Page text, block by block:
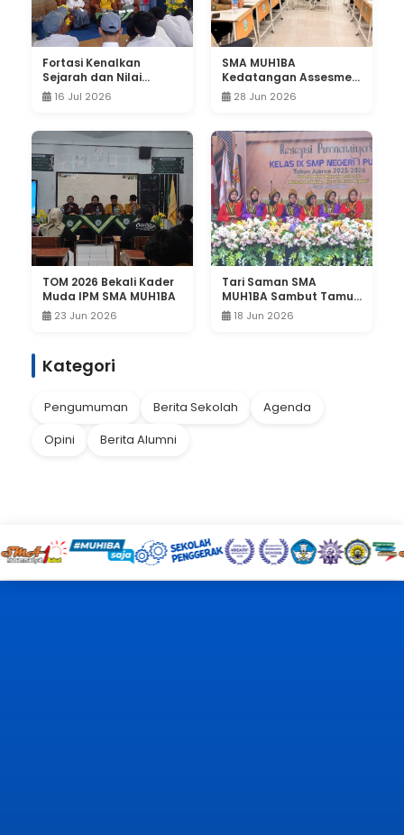
Fortasi Kenalkan
Sejarah dan Nilai
Perjuangan IPM,
Wujudkan Kader Pelajar
16 Jul 2026
SMA MUH1BA
Kedatangan Assesmen
dari PWM Jatim
28 Jun 2026
TOM 2026 Bekali Kader
Muda IPM SMA MUH1BA
23 Jun 2026
Tari Saman SMA
MUH1BA Sambut Tamu
Undangan Purnawiyata
SMPN 1 Pucuk
18 Jun 2026
Kategori
Pengumuman Berita Sekolah
Agenda
Opini
Berita Alumni